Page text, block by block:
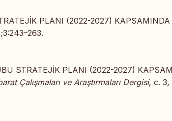
PLANI (2022-2027)
STRATEJİK PLANI (2022-2027)
Çalışmaları ve Araştırmaları Dergisi, c. 3,